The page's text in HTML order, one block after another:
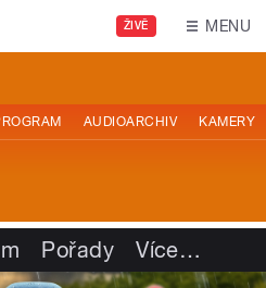
ŽIVĚ MENU
AUDIOARCHIV KAMERY
Pořady Více…